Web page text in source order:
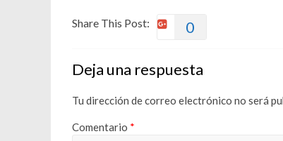
Share This Post: 0
Deja una respuesta
Tu dirección de correo electrónico no será
Comentario *